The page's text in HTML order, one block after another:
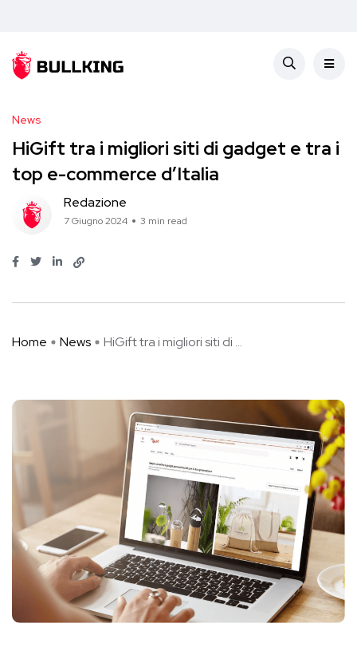
News
HiGift tra i migliori siti di gadget e tra i
top e-commerce d’Italia
Redazione
7 Giugno 2024 3 min read
Home News HiGift tra i migliori siti di ...